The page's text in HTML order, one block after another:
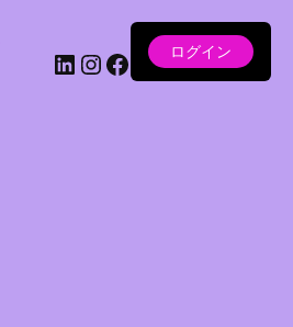
LinkedIn Instagram Facebook ログイン